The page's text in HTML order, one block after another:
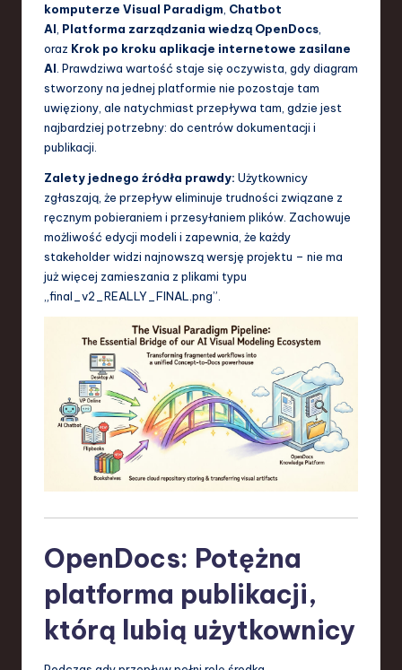
o
ti
o
komputerze Visual Paradigm Chatbot
AI Platforma zarządzania wiedzą OpenDocs
oraz Krok po kroku aplikacje internetowe zasilane
AI . Prawdziwa wartość staje się oczywista, gdy diagram
stworzony na jednej platformie nie pozostaje tam
uwięziony, ale natychmiast przepływa tam, gdzie jest
najbardziej potrzebny: do centrów dokumentacji i
publikacji.
Zalety jednego źródła prawdy: Użytkownicy
zgłaszają, że przepływ eliminuje trudności związane z
ręcznym pobieraniem i przesyłaniem plików. Zachowuje
możliwość edycji modeli i zapewnia, że każdy
stakeholder widzi najnowszą wersję projektu – nie ma
już więcej zamieszania z plikami typu
„final_v2_REALLY_FINAL.png”.
OpenDocs: Potężna
platforma publikacji,
którą lubią użytkownicy